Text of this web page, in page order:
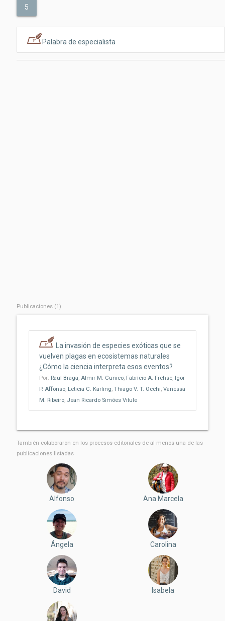
5
Palabra de especialista
Publicaciones (1)
La invasión de especies exóticas que se
vuelven plagas en ecosistemas naturales
¿Cómo la ciencia interpreta esos eventos?
Por: Raul Braga, Almir M. Cunico, Fabrício A. Frehse, Igor
P. Affonso, Leticia C. Karling, Thiago V. T. Occhi, Vanessa
M. Ribeiro, Jean Ricardo Simões Vitule
También colaboraron ​​en los procesos editoriales de al menos una de las
publicaciones listadas
Alfonso Ana Marcela
Ángela Carolina
David Isabela